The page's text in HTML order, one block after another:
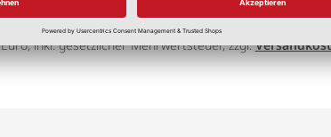
inkl. gesetzlicher Mehrwertsteuer, zzgl.